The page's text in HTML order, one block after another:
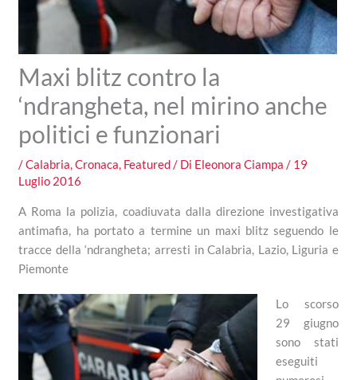
Maxi blitz contro la
‘ndrangheta, nel mirino anche
politici e funzionari
/Calabria,Cronaca, Featured/ Di Eleonora Ciampa/ 19
Luglio 2016
A Roma la polizia, coadiuvata dalla direzione investigativa
antimafia, ha portato a termine un maxi blitz seguendo le
tracce della ‘ndrangheta; arresti in Calabria, Lazio, Liguria e
Piemonte
Lo scorso
29 giugno
sono stati
eseguiti